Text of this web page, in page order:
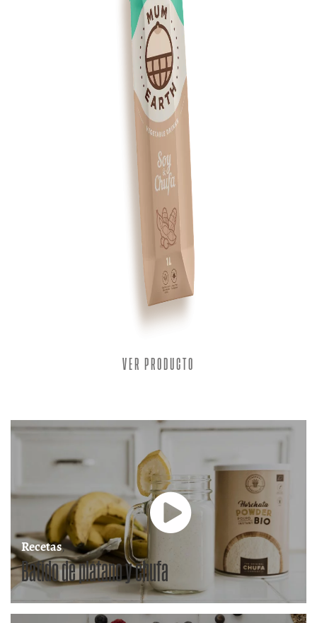
VER PRODUCTO
Recetas,
Batido de plátano y chufa